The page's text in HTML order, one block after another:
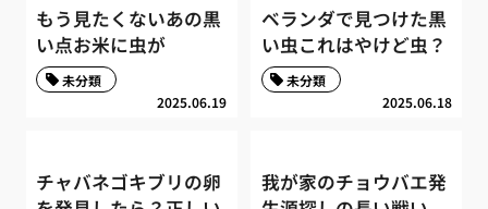
もう見たくないあの黒
い点お米に虫が
2025.06.19
未分類
ベランダで見つけた黒
い虫これはやけど虫？
2025.06.18
未分類
チャバネゴキブリの卵
我が家のチョウバエ発